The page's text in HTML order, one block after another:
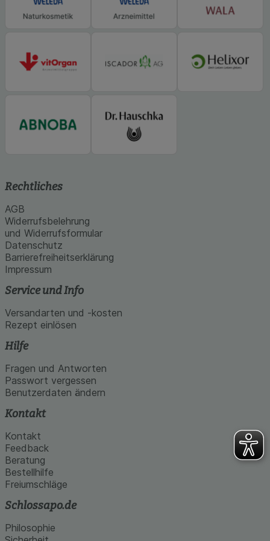
Informationen über die Art und Weise der Nutzung
unserer Website sammeln, mit deren Hilfe wir
Werbung auf Drittseiten möglichst relevant für Sie
zu gestalten. Bitte beachten Sie, dass Daten
Rechtliches
AGB
Widerrufsbelehrung
und Widerrufsformular
Datenschutz
Barrierefreiheitserklärung
Impressum
Service und Info
Versandarten und -kosten
Rezept einlösen
Hilfe
Fragen und Antworten
Passwort vergessen
Benutzerdaten ändern
Kontakt
Kontakt
Feedback
Beratung
Bestellhilfe
Freiumschläge
Schlossapo.de
Philosophie